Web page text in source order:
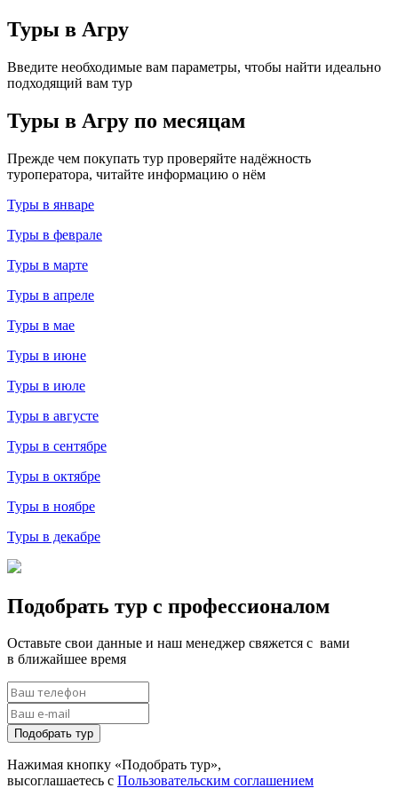
Туры в Агру
Введите необходимые вам параметры, чтобы найти идеально
подходящий вам тур
Туры в Агру по месяцам
Прежде чем покупать тур проверяйте надёжность
туроператора, читайте информацию о нём
Туры в январе
Туры в феврале
Туры в марте
Туры в апреле
Туры в мае
Туры в июне
Туры в июле
Туры в августе
Туры в сентябре
Туры в октябре
Туры в ноябре
Туры в декабре
Подобрать тур с профессионалом
Оставьте свои данные и наш менеджер свяжется с вами
в ближайшее время
Подобрать тур
Нажимая кнопку «Подобрать тур»,
высоглашаетесь с Пользовательским соглашением